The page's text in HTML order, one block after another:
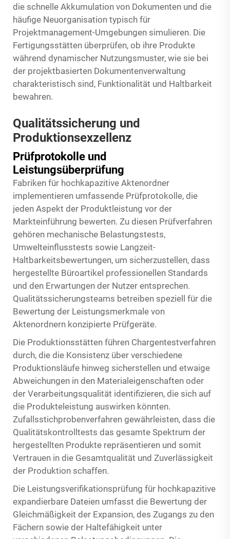
die schnelle Akkumulation von Dokumenten und die
häufige Neuorganisation typisch für
Projektmanagement-Umgebungen simulieren. Die
Fertigungsstätten überprüfen, ob ihre Produkte
während dynamischer Nutzungsmuster, wie sie bei
der projektbasierten Dokumentenverwaltung
charakteristisch sind, Funktionalität und Haltbarkeit
bewahren.
Qualitätssicherung und
Produktionsexzellenz
Prüfprotokolle und
Leistungsüberprüfung
Fabriken für hochkapazitive Aktenordner
implementieren umfassende Prüfprotokolle, die
jeden Aspekt der Produktleistung vor der
Markteinführung bewerten. Zu diesen Prüfverfahren
gehören mechanische Belastungstests,
Umwelteinflusstests sowie Langzeit-
Haltbarkeitsbewertungen, um sicherzustellen, dass
hergestellte Büroartikel professionellen Standards
und den Erwartungen der Nutzer entsprechen.
Qualitätssicherungsteams betreiben speziell für die
Bewertung der Leistungsmerkmale von
Aktenordnern konzipierte Prüfgeräte.
Die Produktionsstätten führen Chargentestverfahren
durch, die die Konsistenz über verschiedene
Produktionsläufe hinweg sicherstellen und etwaige
Abweichungen in den Materialeigenschaften oder
der Verarbeitungsqualität identifizieren, die sich auf
die Produkteleistung auswirken könnten.
Zufallsstichprobenverfahren gewährleisten, dass die
Qualitätskontrolltests das gesamte Spektrum der
hergestellten Produkte repräsentieren und somit
Vertrauen in die Gesamtqualität und Zuverlässigkeit
der Produktion schaffen.
Die Leistungsverifikationsprüfung für hochkapazitive
expandierbare Dateien umfasst die Bewertung der
Gleichmäßigkeit der Expansion, des Zugangs zu den
Fächern sowie der Haltefähigkeit unter